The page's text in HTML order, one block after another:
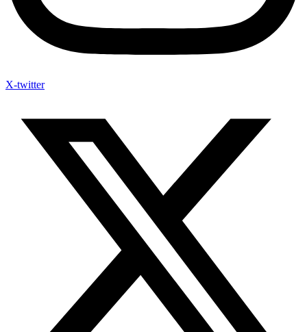
X-twitter